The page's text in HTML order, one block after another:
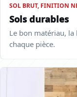
SOL BRUT, FINITION
Sols durables
Le bon matériau,
chaque pièce.